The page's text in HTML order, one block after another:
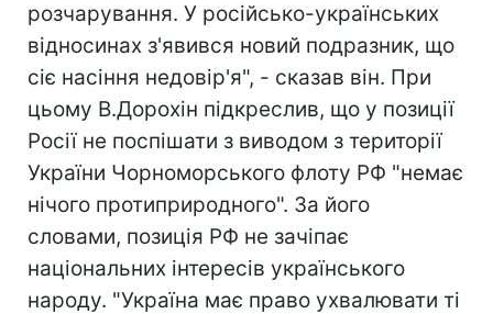
розчарування. У російсько-українських
відносинах з'явився новий подразник, що
сіє насіння недовір'я", - сказав він. При
цьому В.Дорохін підкреслив, що у позиції
Росії не поспішати з виводом з території
України Чорноморського флоту РФ "немає
нічого протиприродного". За його
словами, позиція РФ не зачіпає
національних інтересів українського
народу. "Україна має право ухвалювати ті